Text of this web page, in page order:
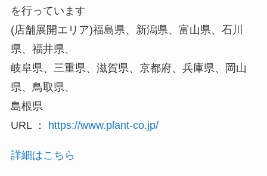
を行っています
(店舗展開エリア)福島県、新潟県、富山県、石川
県、福井県、
岐阜県、三重県、滋賀県、京都府、兵庫県、岡山
県、鳥取県、
島根県
URL ： https://www.plant-co.jp/
詳細はこちら